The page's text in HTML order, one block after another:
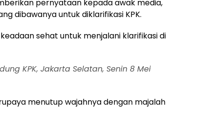
pernyataan kepada awak media,
dibawanya untuk diklarifikasi KPK.
sehat untuk menjalani klarifikasi di
KPK, Jakarta Selatan, Senin 8 Mei
menutup wajahnya dengan majalah